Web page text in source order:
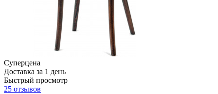
Суперцена
Доставка за 1 день
Быстрый просмотр
25 отзывов